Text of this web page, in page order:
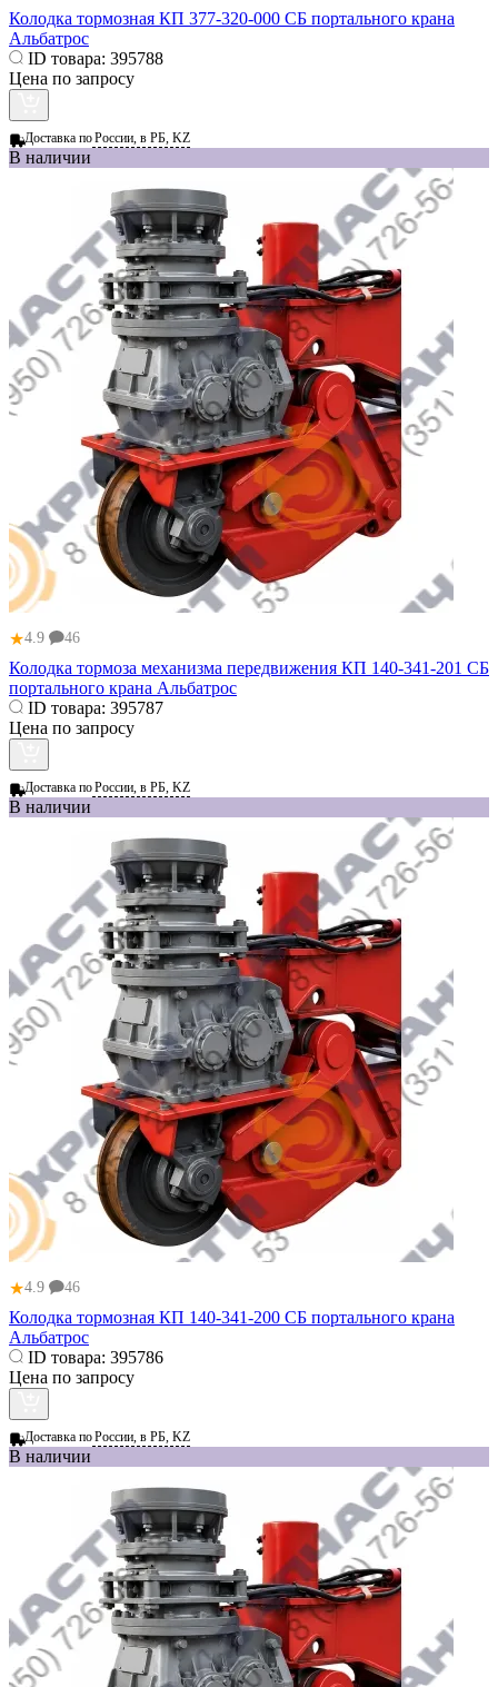
Колодка тормозная КП 377-320-000 СБ портального крана
Альбатрос
ID товара: 395788
Цена по запросу
Доставка поРоссии, в РБ, KZ
В наличии
★4.9 46
Колодка тормоза механизма передвижения КП 140-341-201 СБ
портального крана Альбатрос
ID товара: 395787
Цена по запросу
Доставка поРоссии, в РБ, KZ
В наличии
★4.9 46
Колодка тормозная КП 140-341-200 СБ портального крана
Альбатрос
ID товара: 395786
Цена по запросу
Доставка поРоссии, в РБ, KZ
В наличии